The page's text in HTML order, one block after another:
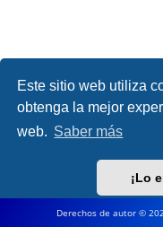
Este sitio web utiliza
obtenga la mejor
web. Saber más
¡Lo
Derechos de autor ©